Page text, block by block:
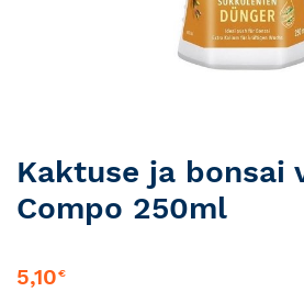
Skip
to
the
the
Kaktuse ja bonsai
Compo 250ml
5,10€